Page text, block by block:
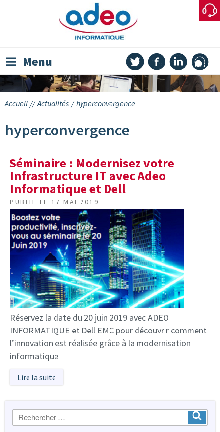
Menu
Accueil // Actualités / hyperconvergence
hyperconvergence
Séminaire : Modernisez votre
Infrastructure IT avec Adeo
Informatique et Dell
PUBLIÉ LE 17 MAI 2019
Réservez la date du 20 juin 2019 avec ADEO
INFORMATIQUE et Dell EMC pour découvrir comment
l’innovation est réalisée grâce à la modernisation
informatique
Lire la suite
Recherche
: